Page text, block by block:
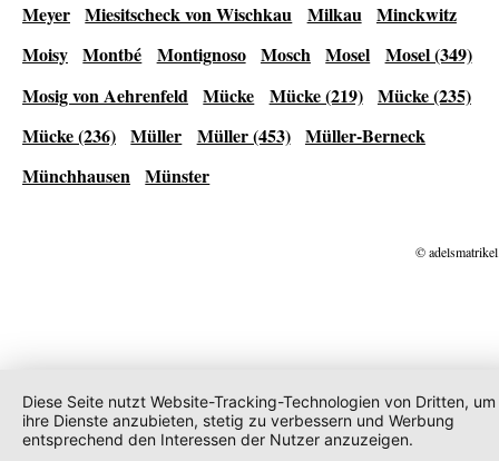
Meyer Miesitscheck von Wischkau Milkau Minckwitz
Moisy Montbé Montignoso Mosch Mosel
Mosel (349)
Mosig von Aehrenfeld Mücke Mücke (219) Mücke (235)
Mücke (236) Müller Müller (453) Müller-Berneck
Münchhausen Münster
©
Diese Seite nutzt Website-Tracking-Technologien von Dritten, um
ihre Dienste anzubieten, stetig zu verbessern und Werbung
entsprechend den Interessen der Nutzer anzuzeigen.